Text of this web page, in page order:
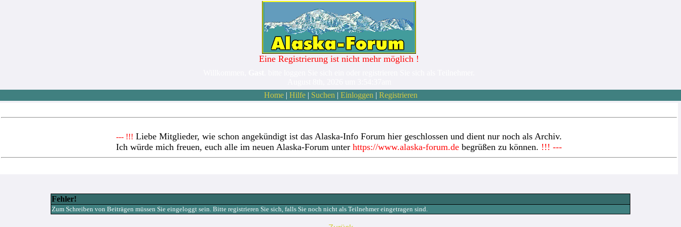
Eine Registrierung ist nicht mehr möglich !
Home| Hilfe| Suchen | Einloggen | Registrieren
--- !!! Liebe Mitglieder, wie schon angekündigt ist das Alaska-Info Forum hier geschlossen und dient nur noch als Archiv.
Ich würde mich freuen, euch alle im neuen Alaska-Forum unter https://www.alaska-forum.de begrüßen zu können. !!! ---
Fehler!
Zum Schreiben von Beiträgen müssen Sie eingeloggt sein. Bitte registrieren Sie sich, falls Sie noch nicht als Teilnehmer eingetragen sind.